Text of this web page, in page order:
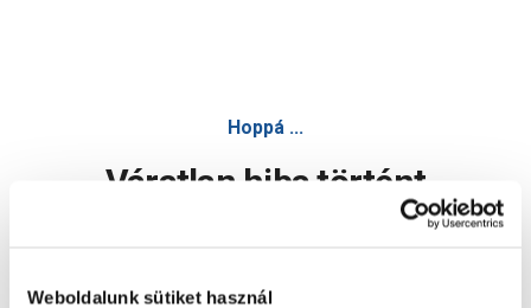
Weboldalunk sütiket használ
Hoppá ...
Váratlan hiba történt